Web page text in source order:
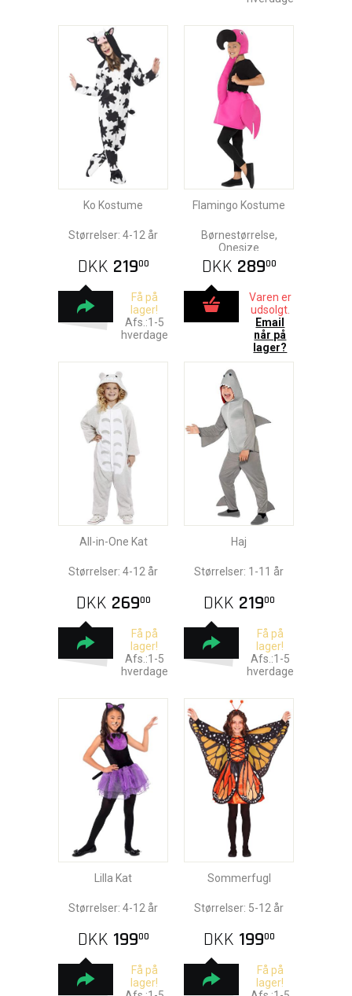
Ko Kostume
Størrelser: 4-12 år
DKK 21900
Få på
lager!
Afs.:1-5
hverdage
Flamingo Kostume
Børnestørrelse,
Onesize
DKK 28900
Varen er
udsolgt.
Email
når på
lager?
All-in-One Kat
Størrelser: 4-12 år
DKK 26900
Få på
lager!
Afs.:1-5
hverdage
Haj
Størrelser: 1-11 år
DKK 21900
Få på
lager!
Afs.:1-5
hverdage
Lilla Kat
Størrelser: 4-12 år
DKK 19900
Få på
lager!
Sommerfugl
Størrelser: 5-12 år
DKK 19900
Få på
lager!